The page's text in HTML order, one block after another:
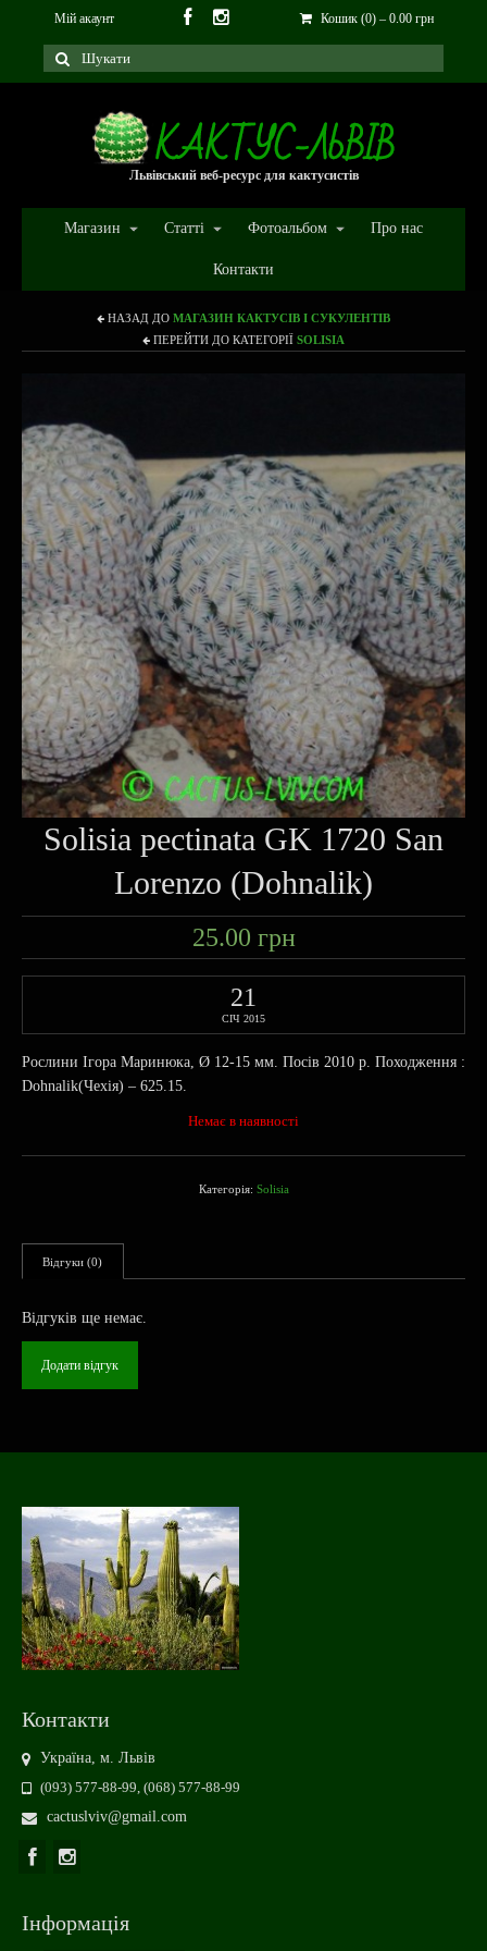
Мій акаунт Кошик (0) – 0.00 грн
Львівський веб-ресурс для кактусистів
Магазин Статті Фотоальбом Про нас
Контакти
НАЗАД ДО МАГАЗИН КАКТУСІВ І СУКУЛЕНТІВ
ПЕРЕЙТИ ДО КАТЕГОРІЇ SOLISIA
Solisia pectinata GK 1720 San
Lorenzo (Dohnalik)
25.00 грн
21
СІЧ 2015
Рослини Ігора Маринюка, Ø 12-15 мм. Посів 2010 р. Походження :
Dohnalik(Чехія) – 625.15.
Немає в наявності
Категорія: Solisia
Відгуки (0)
Відгуків ще немає.
Додати відгук
Контакти
Україна, м. Львів
(093) 577-88-99, (068) 577-88-99
cactuslviv@gmail.com
Інформація